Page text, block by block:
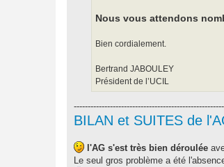
Nous vous attendons
Bien cordialement.
Bertrand JABOULEY
Président de l’UCIL
BILAN et SUITES de
l'AG s'est très bien déroulée
Le seul gros problème a été